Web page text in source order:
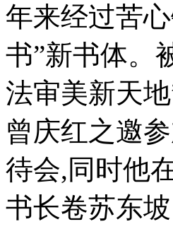
年来经过苦
书”新书体。
法审美新天
曾庆红之邀
待会,同时他
书长卷苏东